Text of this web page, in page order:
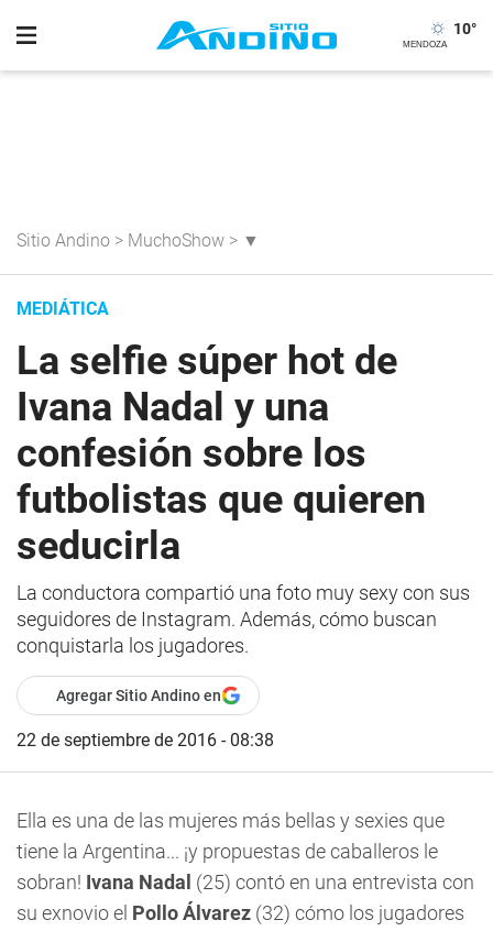
10°
Sitio Andino > MuchoShow > ▼
MEDIÁTICA
La selfie súper hot de
Ivana Nadal y una
confesión sobre los
futbolistas que quieren
seducirla
La conductora compartió una foto muy sexy con sus
seguidores de Instagram. Además, cómo buscan
conquistarla los jugadores.
Agregar Sitio Andino en
22 de septiembre de 2016 - 08:38
Ella es una de las mujeres más bellas y sexies que
tiene la Argentina... ¡y propuestas de caballeros le
sobran! Ivana Nadal (25) contó en una entrevista con
su exnovio el Pollo Álvarez (32) cómo los jugadores